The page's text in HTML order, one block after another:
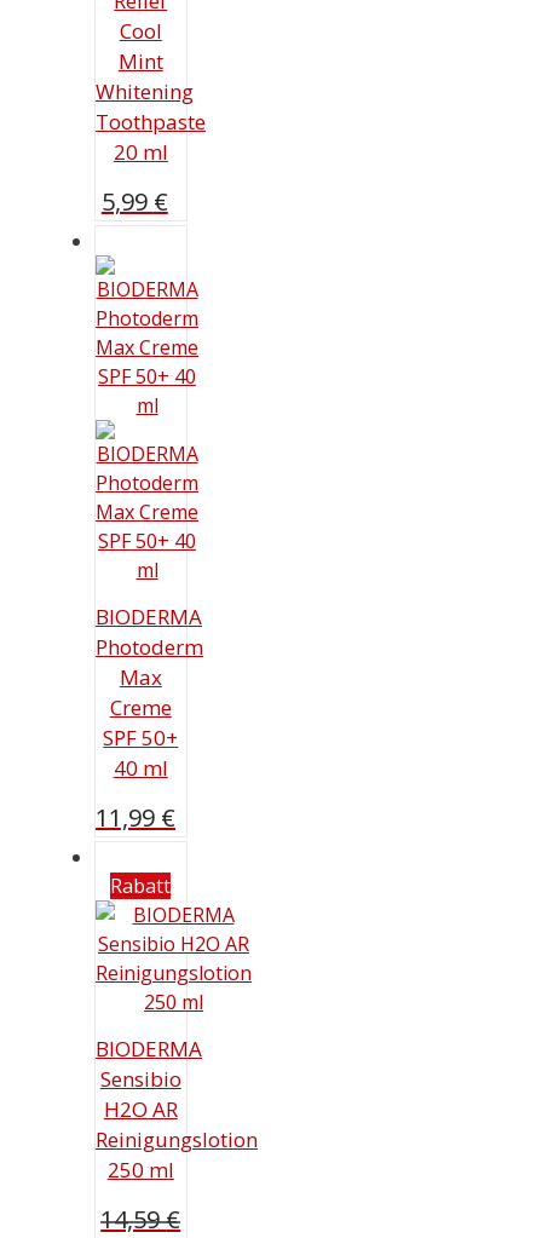
Cool
Mint
Whitening
Toothpaste
20 ml
5,99 €
BIODERMA
Photoderm
Max
Creme
SPF 50+
40 ml
11,99 €
Rabatt
BIODERMA
Sensibio
H2O AR
Reinigungslotion
250 ml
14,59€